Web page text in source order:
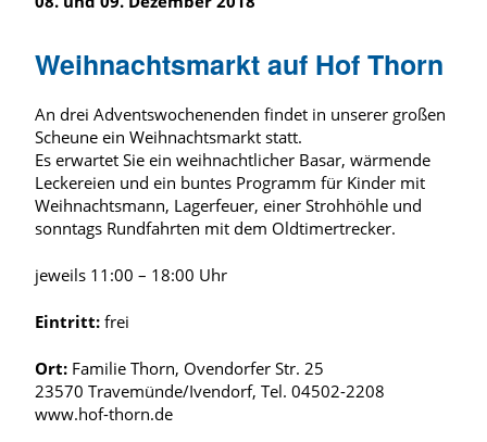
Weihnachtsmarkt auf Hof Thorn
An drei Adventswochenenden findet in unserer großen
Scheune ein Weihnachtsmarkt statt.
Es erwartet Sie ein weihnachtlicher Basar, wärmende
Leckereien und ein buntes Programm für Kinder mit
Weihnachtsmann, Lagerfeuer, einer Strohhöhle und
sonntags Rundfahrten mit dem Oldtimertrecker.
jeweils 11:00 – 18:00 Uhr
Eintritt: frei
Ort: Familie Thorn, Ovendorfer Str. 25
23570 Travemünde/Ivendorf, Tel. 04502-2208
www.hof-thorn.de